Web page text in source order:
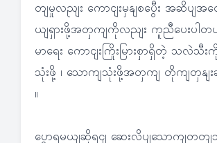
တျမှုလညျး ကောငျးမှနျစပွေီး အဆိပျ
ယျရှားဖို့အတှကျကိုလညျး ကူညီပေးပါတယ
မာရေး ကောငျးကြိုးမြားစှာရှိတဲ့ သလဲသီး
သုံးဖို့ ၊ သောကျသုံးဖို့အတှကျ တိုကျတှနျး
။
ပွောရမယျဆိုရငျ ဆေးလိပျသောကျတတ